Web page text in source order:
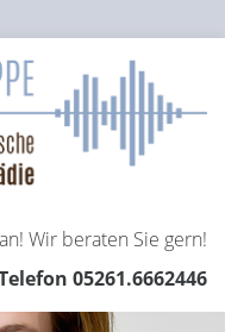
Wir beraten Sie gern!
05261.6662446